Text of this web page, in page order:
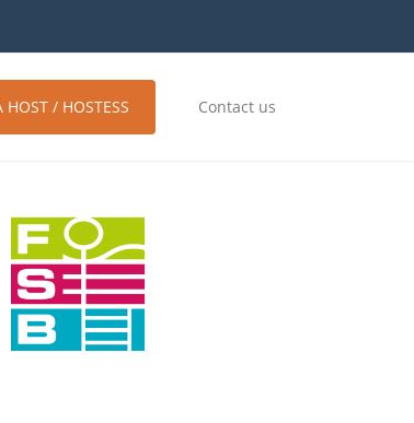
HOST / HOSTESS Contact us